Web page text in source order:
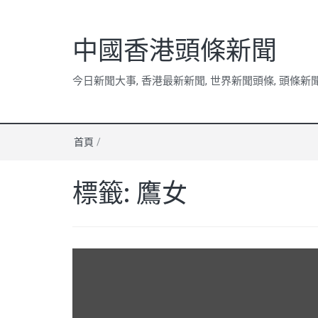
中國香港頭條新聞
今日新聞大事, 香港最新新聞, 世界新聞頭條, 頭條新
首頁 /
標籤: 鷹女